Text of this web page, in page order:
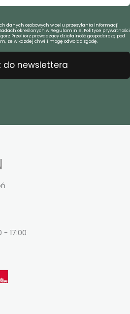
danych osobowych w celu przesyłania informacji
określonych w Regulaminie, Polityce prywatności
Przeliorz prowadzący działalność gospodarczą pod
że w każdej chwili mogę odwołać zgodę.
do newslettera
- 17:00